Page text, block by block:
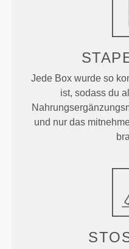
Jede Box wurde so
ist, sodass du
und nur das